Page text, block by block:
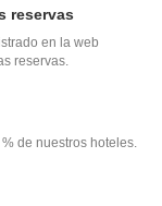
reservas
en la web
reservas.
de nuestros hoteles.